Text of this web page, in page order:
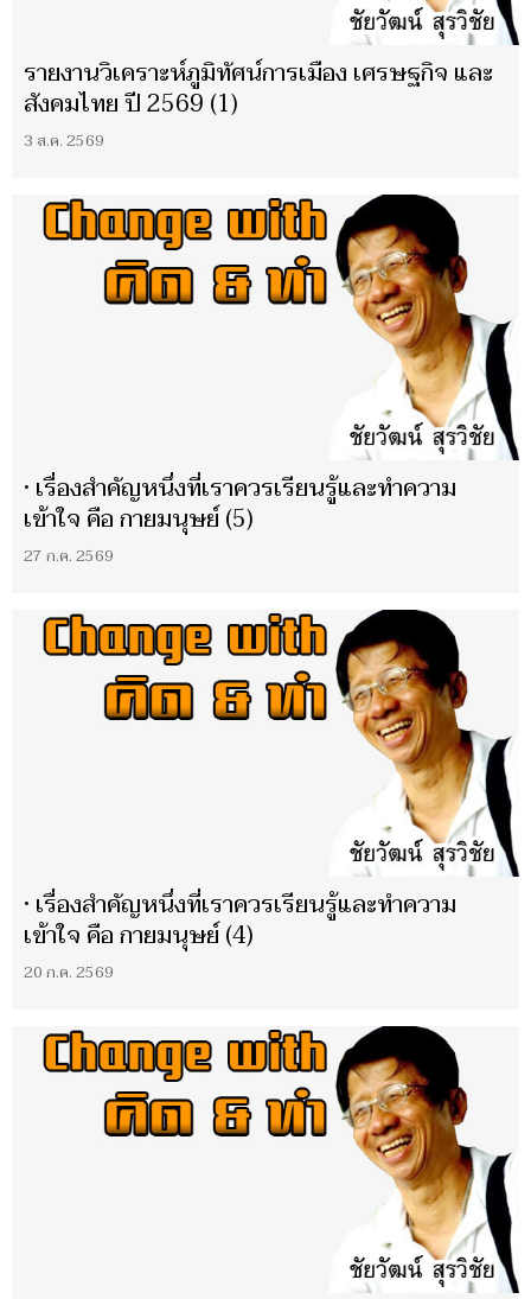
รายงานวิเคราะห์ภูมิทัศน์การเมือง เศรษฐกิจ และ
สังคมไทย ปี 2569 (1)
3 ส.ค. 2569
• เรื่องสำคัญหนึ่งที่เราควรเรียนรู้และทำความ
เข้าใจ คือ กายมนุษย์ (5)
27 ก.ค. 2569
• เรื่องสำคัญหนึ่งที่เราควรเรียนรู้และทำความ
เข้าใจ คือ กายมนุษย์ (4)
20 ก.ค. 2569